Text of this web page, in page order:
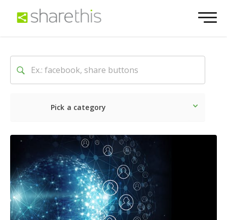
Pick a category
Lo último Social